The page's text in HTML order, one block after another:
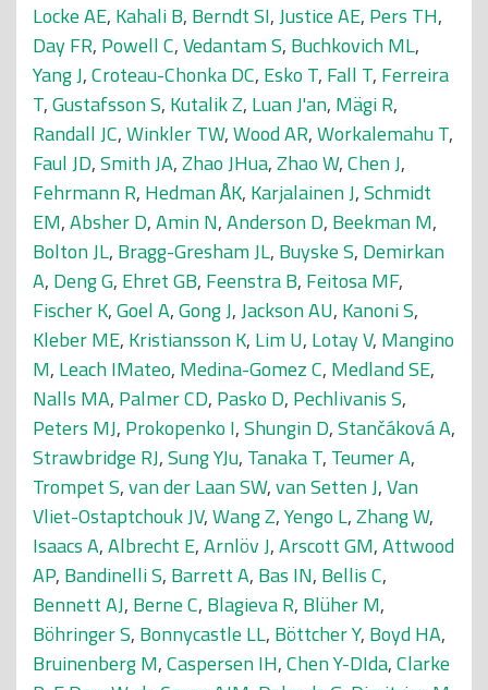
Locke AE, Kahali B, Berndt SI,Justice AE, Pers TH,
Day FR, Powell C,Vedantam S, Buchkovich ML,
Yang J,Croteau-Chonka DC, Esko T, Fall T, Ferreira
T,Gustafsson S, Kutalik Z, Luan J'an, Mägi R,
Randall JC,Winkler TW,Wood AR,Workalemahu T,
Faul JD,Smith JA,Zhao JHua,Zhao W,Chen J,
Fehrmann R, Hedman ÅK, Karjalainen J,Schmidt
EM,Absher D,Amin N,Anderson D, Beekman M,
Bolton JL, Bragg-Gresham JL, Buyske S, Demirkan
A, Deng G, Ehret GB, Feenstra B, Feitosa MF,
Fischer K,Goel A,Gong J,Jackson AU, Kanoni S,
Kleber ME, Kristiansson K, Lim U, Lotay V, Mangino
M, Leach IMateo, Medina-Gomez C, Medland SE,
Nalls MA, Palmer CD, Pasko D, Pechlivanis S,
Peters MJ, Prokopenko I,Shungin D,Stančáková A,
Strawbridge RJ,Sung YJu, Tanaka T, Teumer A,
Trompet S,van der Laan SW,van Setten J,Van
Vliet-Ostaptchouk JV,Wang Z,Yengo L,Zhang W,
Isaacs A,Albrecht E,Arnlöv J,Arscott GM,Attwood
AP, Bandinelli S, Barrett A, Bas IN, Bellis C,
Bennett AJ, Berne C, Blagieva R, Blüher M,
Böhringer S, Bonnycastle LL, Böttcher Y, Boyd HA,
Bruinenberg M,Caspersen IH,Chen Y-DIda,Clarke